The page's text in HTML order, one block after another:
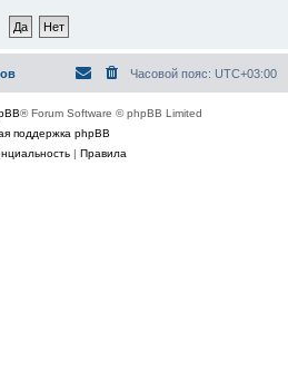
Часовой пояс: UTC+03:00
® Forum Software © phpBB Limited
поддержка phpBB
| Правила